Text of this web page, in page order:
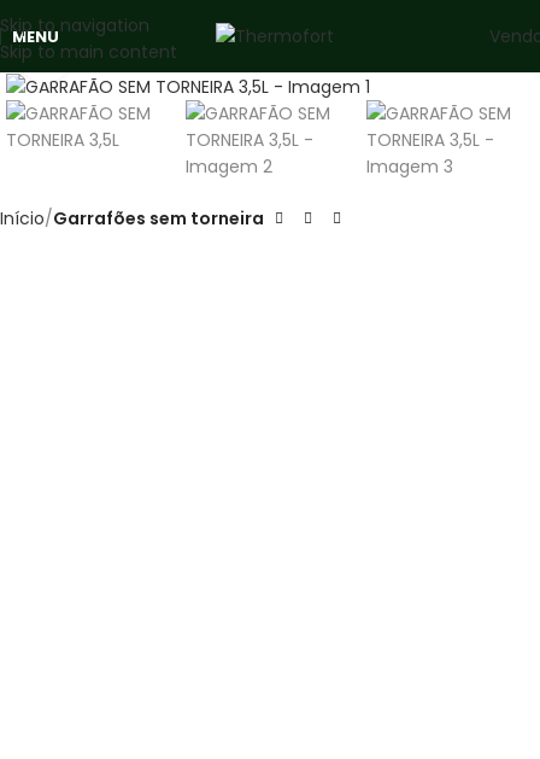
Skip to navigation
Skip to main content
MENU
Clique para ampliar
Início Garrafões sem torneira